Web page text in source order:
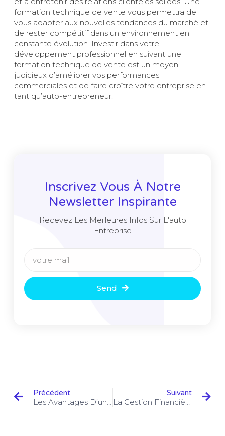
formation technique de vente vous permettra de
vous adapter aux nouvelles tendances du marché et
de rester compétitif dans un environnement en
constante évolution. Investir dans votre
développement professionnel en suivant une
formation technique de vente est un moyen
judicieux d’améliorer vos performances
commerciales et de faire croître votre entreprise en
tant qu’auto-entrepreneur.
Inscrivez Vous À Notre
Newsletter Inspirante
Recevez Les Meilleures Infos Sur L'auto
Entreprise
Send
Précédent Suivant